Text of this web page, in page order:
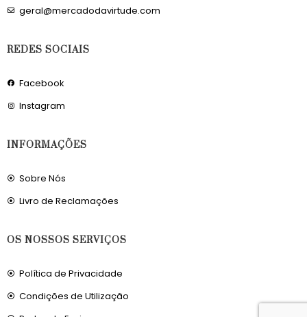
geral@mercadodavirtude.com
REDES SOCIAIS
Facebook
Instagram
INFORMAÇÕES
Sobre Nós
Livro de Reclamações
OS NOSSOS SERVIÇOS
Política de Privacidade
Condições de Utilização